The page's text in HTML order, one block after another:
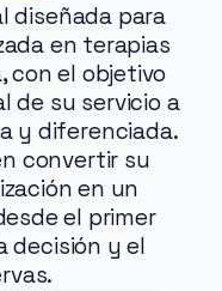
diseñada para
en terapias
con el objetivo
de su servicio a
y diferenciada.
convertir su
en un
el primer
decisión y el